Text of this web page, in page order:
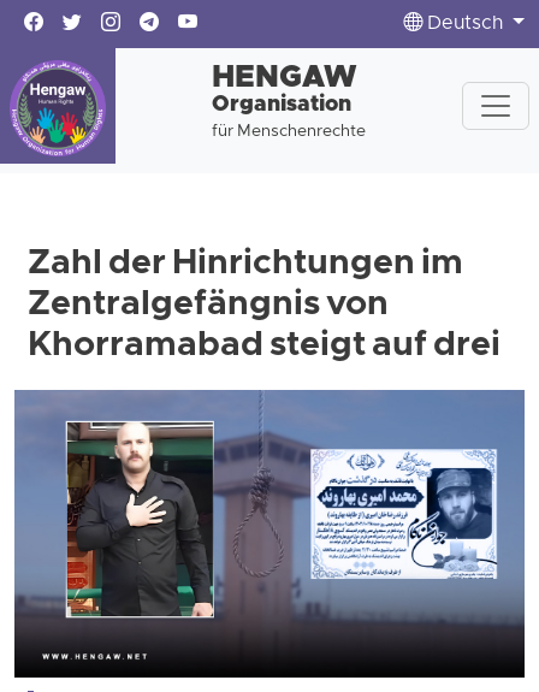
Deutsch
HENGAW
Organisation
für Menschenrechte
Zahl der Hinrichtungen im
Zentralgefängnis von
Khorramabad steigt auf drei